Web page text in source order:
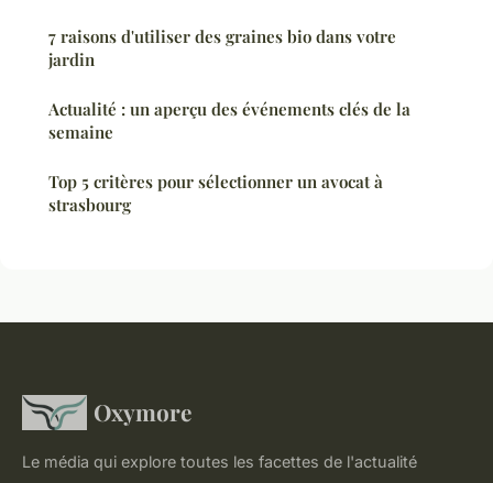
7 raisons d'utiliser des graines bio dans votre
jardin
Actualité : un aperçu des événements clés de la
semaine
Top 5 critères pour sélectionner un avocat à
strasbourg
Oxymore
Le média qui explore toutes les facettes de l'actualité